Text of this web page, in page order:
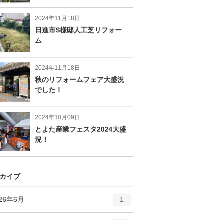
2024年11月18日
日進市S様邸人工芝リフォー
ム
2024年11月18日
秋のリフォームフェア大盛況
でした！
2024年10月09日
とよた産業フェスタ2024大盛
況！
イブ
年6月 1